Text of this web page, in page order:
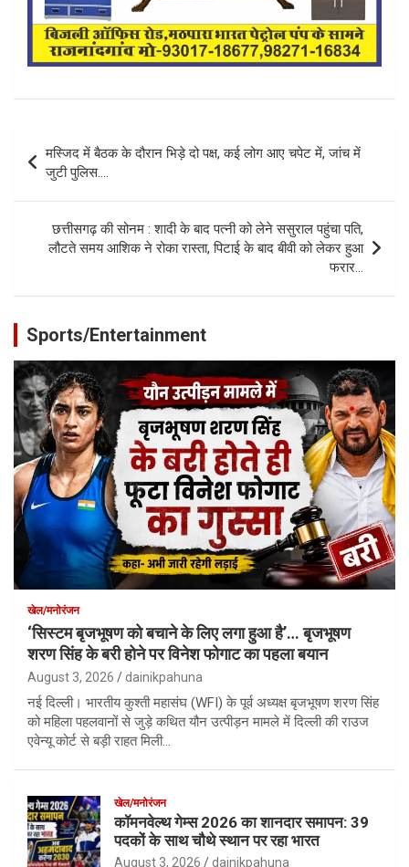
Post
navigation
मस्जिद में बैठक के दौरान भिड़े दो पक्ष, कई लोग आए चपेट में, जांच में
जुटी पुलिस….
छत्तीसगढ़ की सोनम : शादी के बाद पत्नी को लेने ससुराल पहुंचा पति,
लौटते समय आशिक ने रोका रास्ता, पिटाई के बाद बीवी को लेकर हुआ
फरार…
Sports/Entertainment
खेल/मनोरंजन
‘सिस्टम बृजभूषण को बचाने के लिए लगा हुआ है’… बृजभूषण
शरण सिंह के बरी होने पर विनेश फोगाट का पहला बयान
August 3, 2026 dainikpahuna
नई दिल्ली। भारतीय कुश्ती महासंघ (WFI) के पूर्व अध्यक्ष बृजभूषण शरण सिंह
को महिला पहलवानों से जुड़े कथित यौन उत्पीड़न मामले में दिल्ली की राउज
एवेन्यू कोर्ट से बड़ी राहत मिली…
खेल/मनोरंजन
कॉमनवेल्थ गेम्स 2026 का शानदार समापन: 39
पदकों के साथ चौथे स्थान पर रहा भारत
August 3, 2026 dainikpahuna